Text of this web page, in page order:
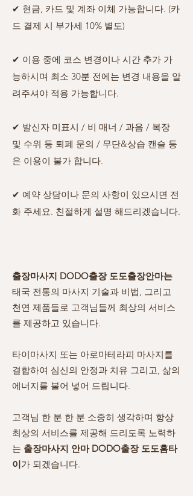
✔ 현금, 카드 및 계좌 이체 가능합니다. (카
드 결제 시 부가세 10% 별도)
✔ 이용 중에 코스 변경이나 시간 추가 가
능하시며 최소 30분 전에는 변경 내용을 알
려주셔야 적용 가능합니다.
✔ 발신자 미표시 / 비 매너 / 과음 / 복장
및 수위 등 퇴폐 문의 / 무단&상습 캔슬 등
은 이용이 불가 합니다.
✔ 예약 상담이나 문의 사항이 있으시면 전
화 주세요. 친절하게 설명 해드리겠습니다.
출장마사지 DODO출장 도도출장안마는
태국 전통의 마사지 기술과 비법, 그리고
천연 제품들로 고객님들께 최상의 서비스
를 제공하고 있습니다.
타이마사지 또는 아로마테라피 마사지를
결합하여 심신의 안정과 치유 그리고, 삶의
에너지를 불어 넣어 드립니다.
고객님 한 분 한 분 소중히 생각하며 항상
최상의 서비스를 제공해 드리도록 노력하
는 출장마사지 안마 DODO출장 도도홈타
이가 되겠습니다.